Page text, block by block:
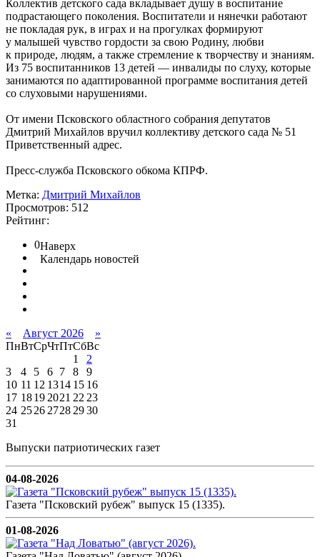
Коллектив детского сада вкладывает душу в воспитание
подрастающего поколения. Воспитатели и нянечки работают
не покладая рук, в играх и на прогулках формируют
у малышей чувство гордости за свою Родину, любви
к природе, людям, а также стремление к творчеству и знаниям.
Из 75 воспитанников 13 детей — инвалиды по слуху, которые
занимаются по адаптированной программе воспитания детей
со слуховыми нарушениями.
От имени Псковского областного собрания депутатов
Дмитрий Михайлов вручил коллективу детского сада № 51
Приветственный адрес.
Пресс-служба Псковского обкома КПРФ.
Метка: Дмитрий Михайлов
Просмотров: 512
Рейтинг:
0Наверх
Календарь новостей
« Август 2026
»
ПнВтСрЧтПтСбВс
1
2
3
4 5 6 7 8
9
10 11 12 1314 15 16
17 18192021 2223
24 252627282930
31
Выпуски патриотических газет
04-08-2026
Газета "Псковский рубеж" выпуск 15 (1335).
01-08-2026